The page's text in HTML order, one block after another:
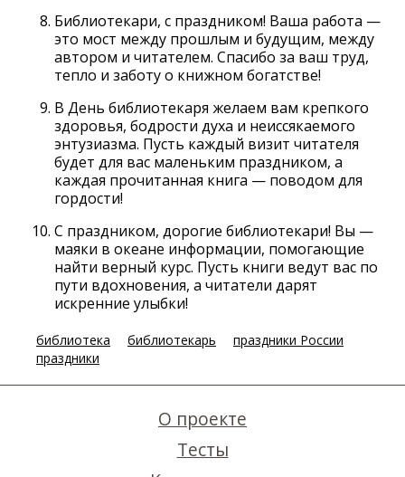
Библиотекари, с праздником! Ваша работа —
это мост между прошлым и будущим, между
автором и читателем. Спасибо за ваш труд,
тепло и заботу о книжном богатстве!
В День библиотекаря желаем вам крепкого
здоровья, бодрости духа и неиссякаемого
энтузиазма. Пусть каждый визит читателя
будет для вас маленьким праздником, а
каждая прочитанная книга — поводом для
гордости!
С праздником, дорогие библиотекари! Вы —
маяки в океане информации, помогающие
найти верный курс. Пусть книги ведут вас по
пути вдохновения, а читатели дарят
искренние улыбки!
библиотека библиотекарь
праздники России
праздники
О проекте
Тесты